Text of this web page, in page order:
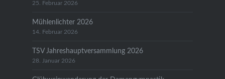
25. Februar 2026
Mühlenlichter 2026
14. Februar 2026
TSV Jahreshauptversammlung 2026
28. Januar 2026